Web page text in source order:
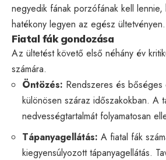
negyedik fának porzófának kell
hatékony legyen az egész ültetvényen.
Fiatal fák gondozása
Az ültetést követő első néhány év
számára.
Öntözés: Rendszeres és
különösen száraz időszakokban. A
nedvességtartalmát folyamatosan
Tápanyagellátás: A fiatal fák
kiegyensúlyozott tápanyagellátás.